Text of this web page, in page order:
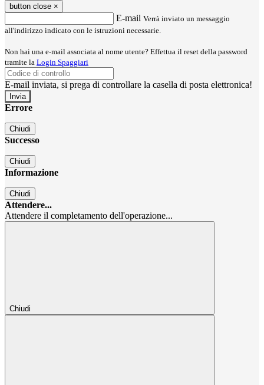
button close ×
E-mail Verrà inviato un messaggio
all'indirizzo indicato con le istruzioni necessarie.
Non hai una e-mail associata al nome utente? Effettua il reset della password
tramite la Login Spaggiari
E-mail inviata, si prega di controllare la casella di posta elettronica!
Errore
Chiudi
Successo
Chiudi
Informazione
Chiudi
Attendere...
Attendere il completamento dell'operazione...
Chiudi